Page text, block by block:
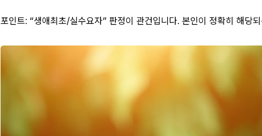
포인트: “생애최초/실수요자” 판정이 관건입니다. 본인이 정확히 해당